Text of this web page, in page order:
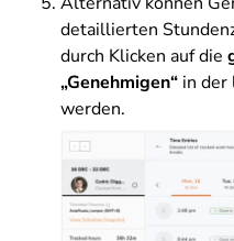
detaillierten
durch Klicken auf die
„Genehmigen“ in
werden.